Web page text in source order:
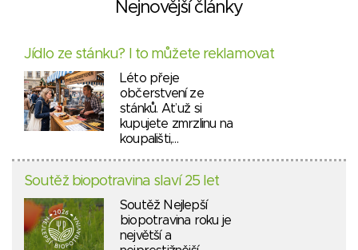
Nejnovější články
Jídlo ze stánku? I to můžete reklamovat
Léto přeje
občerstvení ze
stánků. Ať už si
kupujete zmrzlinu na
koupališti,…
Soutěž biopotravina slaví 25 let
Soutěž Nejlepší
biopotravina roku je
největší a